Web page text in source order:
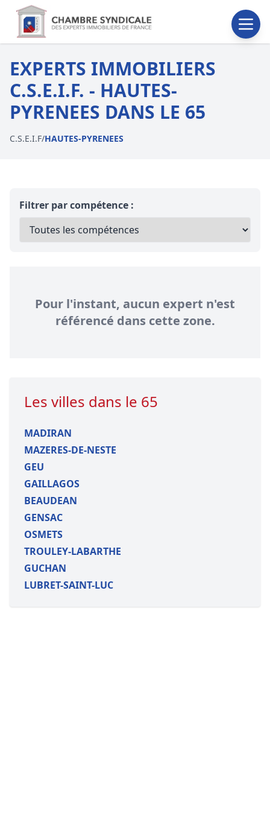
EXPERTS IMMOBILIERS
C.S.E.I.F. - HAUTES-
PYRENEES DANS LE 65
C.S.E.I.F/HAUTES-PYRENEES
Filtrer par compétence :
Pour l'instant, aucun expert n'est
référencé dans cette zone.
Les villes dans le 65
MADIRAN
MAZERES-DE-NESTE
GEU
GAILLAGOS
BEAUDEAN
GENSAC
OSMETS
TROULEY-LABARTHE
GUCHAN
LUBRET-SAINT-LUC